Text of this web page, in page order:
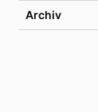
Archiv